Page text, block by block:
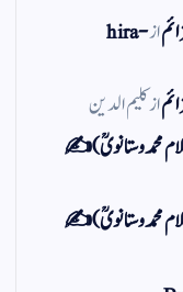
ازhira-
ازکلیم الدین
محمد وستانویؒ)✍
محمد وستانویؒ)✍